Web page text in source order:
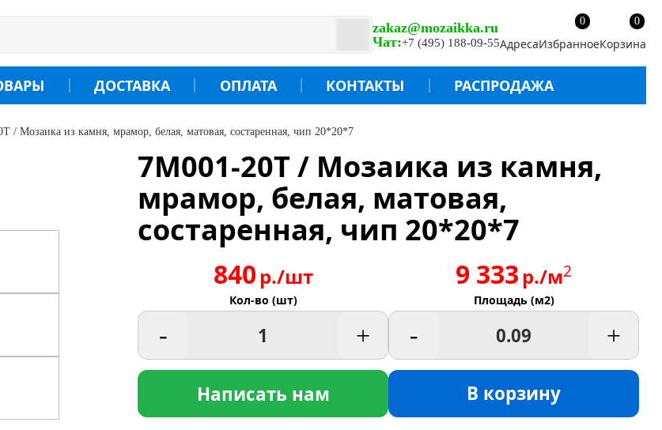
zakaz@mozaikka.ru
Чат:+7 (495) 188-09-55Адреса
0
ИзбранноеКорзина
0
ДОСТАВКА ОПЛАТА КОНТАКТЫ РАСПРОДАЖА
/ Мозаика из камня, мрамор, белая, матовая, состаренная, чип 20*20*7
7M001-20T / Мозаика из камня,
мрамор, белая, матовая,
состаренная, чип 20*20*7
840р./шт
Кол-во (шт)
- +
Написать нам
9 333р./м2
Площадь (м2)
- +
В корзину